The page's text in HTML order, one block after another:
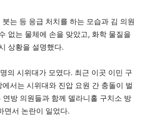
는 등 응급 처치를 하는 모습과 김 의원
없는 물체에 손을 맞았고, 화학 물질을
상황을 설명했다.
의 시위대가 모였다. 최근 이곳 이민 구
서는 시위대와 진압 요원 간 충돌이 벌
방 의원들과 함께 델라니홀 구치소 방
면서 논란이 일었다.